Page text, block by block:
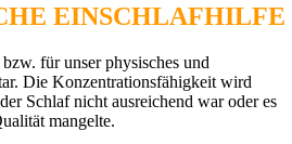
EINSCHLAFHILFE
für unser physisches und
Die Konzentrationsfähigkeit wird
Schlaf nicht ausreichend war oder es
mangelte.